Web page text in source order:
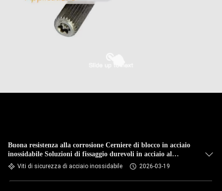
Buona resistenza alla corrosione Cerniere di blocco in acciaio
inossidabile Soluzioni di fissaggio durevoli in acciaio al
carbonio per applicazioni industriali
Viti di sicurezza di acciaio inossidabile 2026-03-19